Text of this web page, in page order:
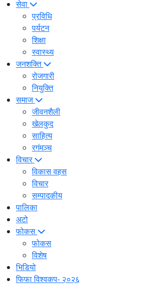
सेवा
प्रविधि
पर्यटन
शिक्षा
स्वास्थ्य
जनशक्ति
रोजगारी
नियुक्ति
समाज
जीवनशैली
खेलकुद
साहित्य
रगंमञ्च
विचार
विकास वहस
विचार
सम्पादकीय
पालिका
अटो
फोकस
फोकस
विशेष
भिडियो
फिफा विश्वकप- २०२६